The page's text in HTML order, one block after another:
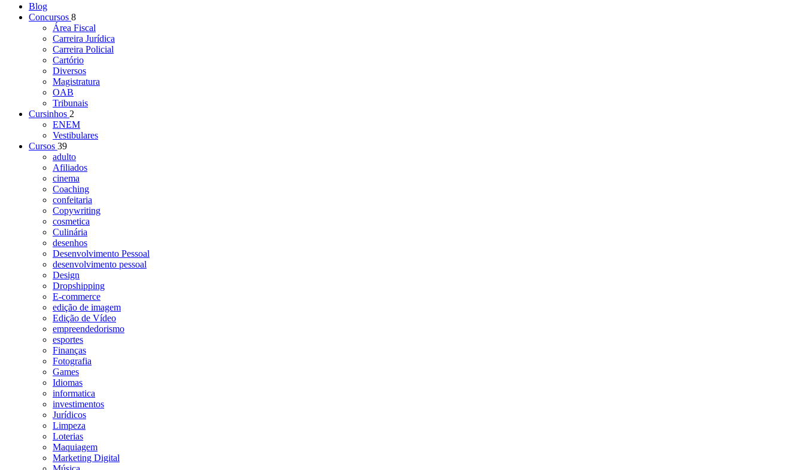
Blog
Concursos 8
Área Fiscal
Carreira Jurídica
Carreira Policial
Cartório
Diversos
Magistratura
OAB
Tribunais
Cursinhos 2
ENEM
Vestibulares
Cursos 39
adulto
Afiliados
cinema
Coaching
confeitaria
Copywriting
cosmetica
Culinária
desenhos
Desenvolvimento Pessoal
desenvolvimento pessoal
Design
Dropshipping
E-commerce
edição de imagem
Edição de Vídeo
empreendedorismo
esportes
Finanças
Fotografia
Games
Idiomas
informatica
investimentos
Jurídicos
Limpeza
Loterias
Maquiagem
Marketing Digital